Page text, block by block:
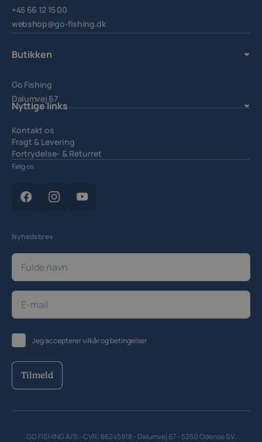
+45 66 12 15 00
webshop@go-fishing.dk
Butikken
Go Fishing
Dalumvej 67
5250 Odense SV.
Nyttige links
Kontakt os
Fragt & Levering
Fortrydelse- & Returret
Handelsbetingelser
Cookieindstillinger
Følg os
Nyhedsbrev
Jeg accepterervilkår og betingelser
Tilmeld
GO FISHING A/S - CVR: 66245918 - Dalumvej 67 - 5250 Odense SV.